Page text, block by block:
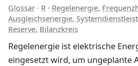
Glossar · R · Regelenergie,
Ausgleichsenergie,
Reserve, Bilanzkreis
Regelenergie ist elektrische
eingesetzt wird, um ungeplante